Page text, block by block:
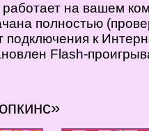
работает на вашем
полностью
подключения к
Flash-